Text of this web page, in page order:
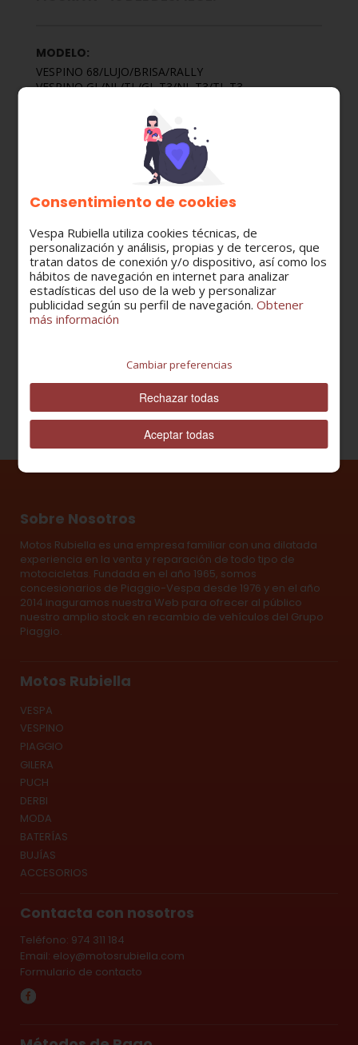
MODELO:
VESPINO 68/LUJO/BRISA/RALLY
VESPINO GL/NL/TL/GL T3/NL T3/TL T3
VESPINO NL/NLX/NXE/CLASSIC
VESPINO F18
VELOFAX
CATEGORÍA:
Cambio
Sobre Nosotros
Motos Rubiella es una empresa familiar con una dilatada
experiencia en la venta y reparación de todo tipo de
motocicletas. Fundada en el año 1965, somos
concesionarios de Piaggio-Vespa desde 1976 y en el año
2014 inaguramos nuestra Web para ofrecer al público
nuestro amplio stock en recambio de vehículos del Grupo
Piaggio.
Motos Rubiella
VESPA
VESPINO
PIAGGIO
GILERA
PUCH
DERBI
MODA
BATERÍAS
BUJÍAS
ACCESORIOS
Contacta con nosotros
Teléfono: 974 311 184
Email: eloy@motosrubiella.com
Formulario de contacto
Consentimiento de cookies
Vespa Rubiella utiliza cookies técnicas, de
personalización y análisis, propias y de terceros, que
tratan datos de conexión y/o dispositivo, así como los
hábitos de navegación en internet para analizar
estadísticas del uso de la web y personalizar
publicidad según su perfil de navegación.Obtener
más información
Cambiar preferencias
Rechazar todas
Aceptar todas